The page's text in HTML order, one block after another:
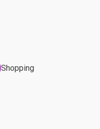
Shopping